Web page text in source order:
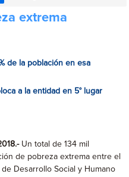
extrema
de la población en esa
a la entidad en 5° lugar
Un total de 134 mil
de pobreza extrema entre el
Desarrollo Social y Humano